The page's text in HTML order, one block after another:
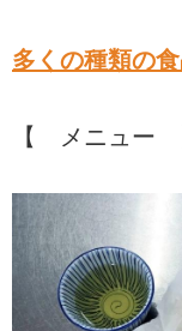
多くの種類の
【 メニュー